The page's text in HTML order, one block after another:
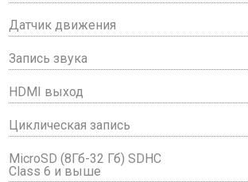
Датчик движения
Запись звука
HDMI выход
Циклическая запись
MicroSD (8Гб-32 Гб) SDHC
Class 6 и выше